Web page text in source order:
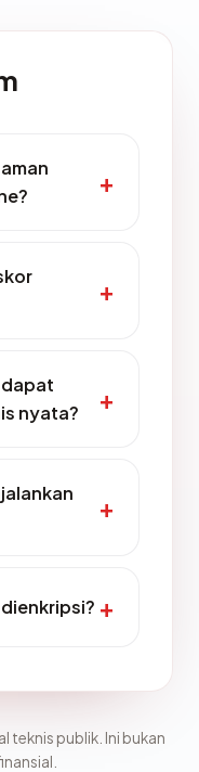
nyata?
teknis publik. Ini bukan